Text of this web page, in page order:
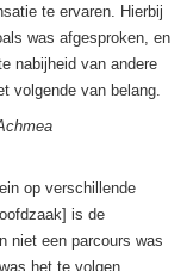
te ervaren. Hierbij
was afgesproken, en
nabijheid van andere
volgende van belang.
op verschillende
is de
niet een parcours was
het te volgen